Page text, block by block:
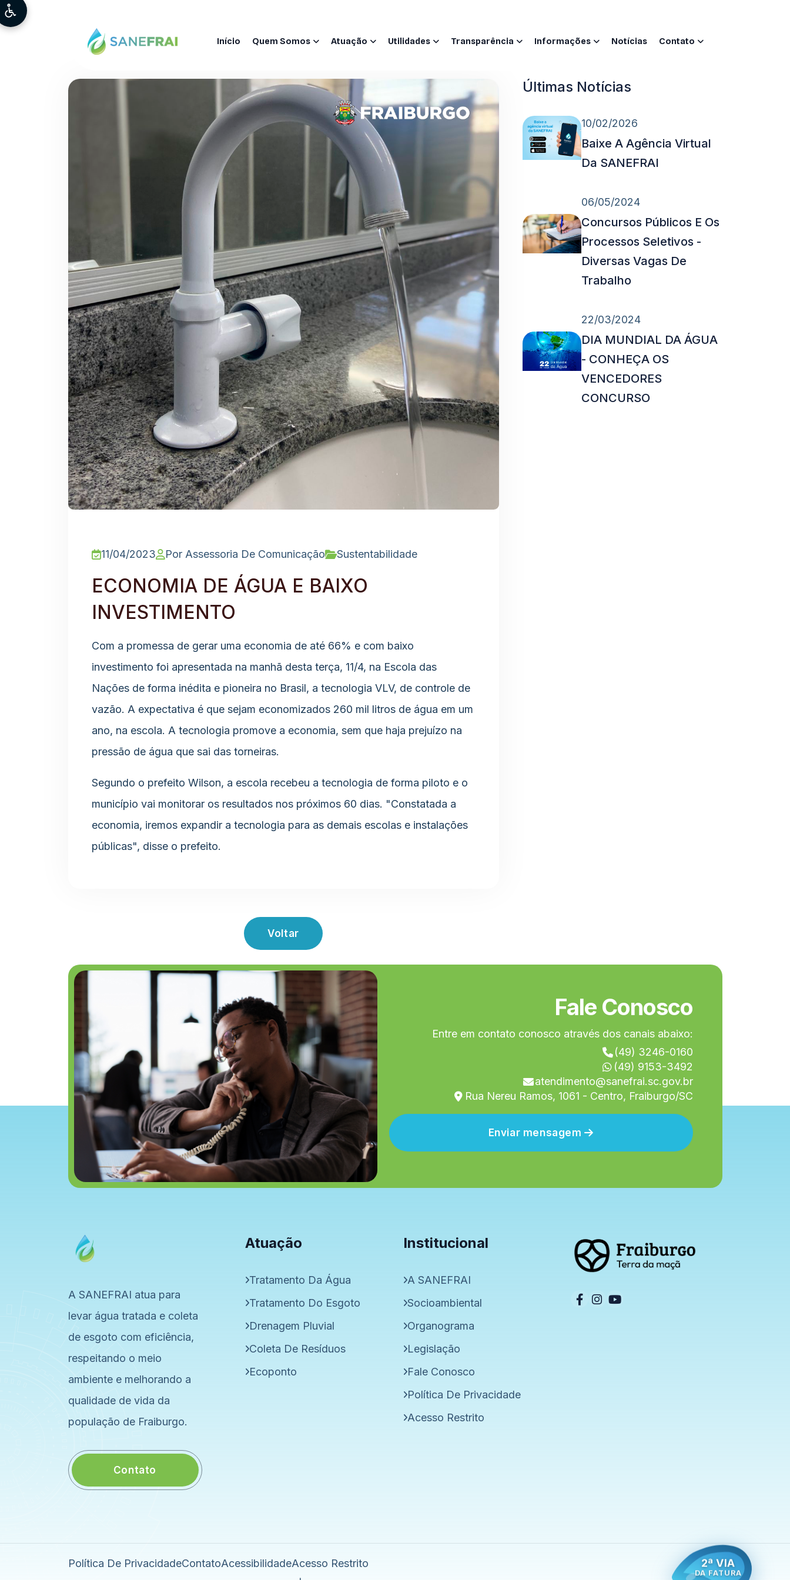
Início Quem Somos Atuação Utilidades Transparência Informações Notícias Contato
11/04/2023 Por Assessoria De Comunicação Sustentabilidade
ECONOMIA DE ÁGUA E BAIXO
INVESTIMENTO
Com a promessa de gerar uma economia de até 66% e com baixo
investimento foi apresentada na manhã desta terça, 11/4, na Escola das
Nações de forma inédita e pioneira no Brasil, a tecnologia VLV, de controle de
vazão. A expectativa é que sejam economizados 260 mil litros de água em um
ano, na escola. A tecnologia promove a economia, sem que haja prejuízo na
pressão de água que sai das torneiras.
Segundo o prefeito Wilson, a escola recebeu a tecnologia de forma piloto e o
município vai monitorar os resultados nos próximos 60 dias. "Constatada a
economia, iremos expandir a tecnologia para as demais escolas e instalações
públicas", disse o prefeito.
Voltar
Últimas Notícias
10/02/2026
Baixe A Agência Virtual
Da SANEFRAI
06/05/2024
Concursos Públicos E Os
Processos Seletivos -
Diversas Vagas De
Trabalho
22/03/2024
DIA MUNDIAL DA ÁGUA
- CONHEÇA OS
VENCEDORES
CONCURSO
Fale Conosco
Entre em contato conosco através dos canais abaixo:
(49) 3246-0160
(49) 9153-3492
atendimento@sanefrai.sc.gov.br
Rua Nereu Ramos, 1061 - Centro, Fraiburgo/SC
Enviar mensagem
A SANEFRAI atua para
levar água tratada e coleta
de esgoto com eficiência,
respeitando o meio
ambiente e melhorando a
qualidade de vida da
população de Fraiburgo.
Contato
Atuação
Tratamento Da Água
Tratamento Do Esgoto
Drenagem Pluvial
Coleta De Resíduos
Ecoponto
Institucional
A SANEFRAI
Socioambiental
Organograma
Legislação
Fale Conosco
Política De Privacidade
Acesso Restrito
Política De PrivacidadeContatoAcessibilidadeAcesso Restrito 2ª VIA
DA FATURA